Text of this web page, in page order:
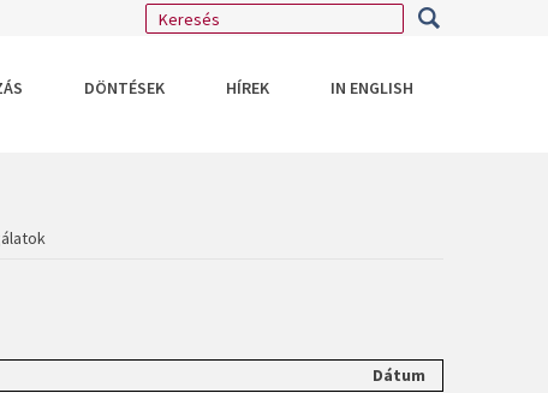
DÖNTÉSEK HÍREK IN ENGLISH
Dátum